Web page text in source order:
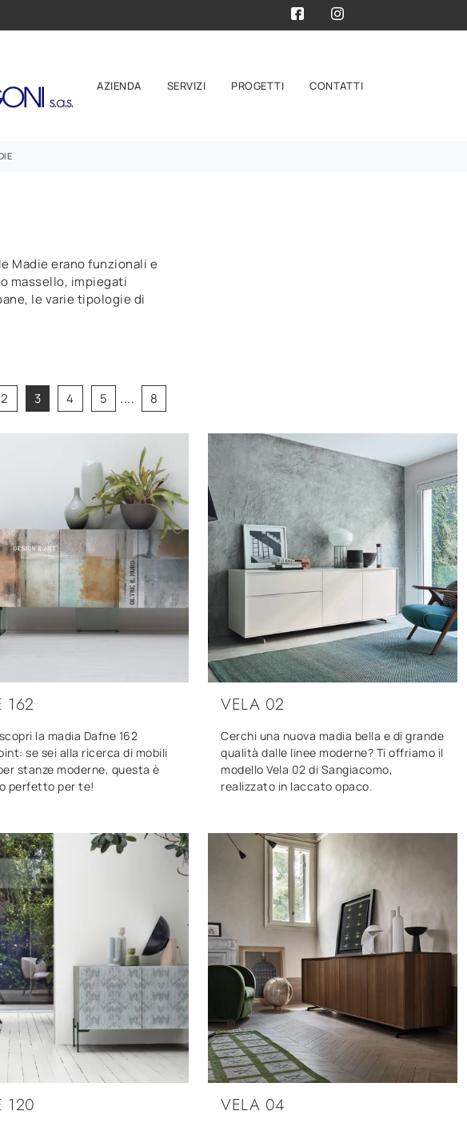
AZIENDA SERVIZI PROGETTI CONTATTI
Madie erano funzionali e
massello, impiegati
le varie tipologie di
2 3 4 5 .... 8
162
la madia Dafne 162
se sei alla ricerca di mobili
stanze moderne, questa è
perfetto per te!
VELA 02
Cerchi una nuova madia bella e di grande
qualità dalle linee moderne? Ti offriamo il
modello Vela 02 di Sangiacomo,
realizzato in laccato opaco.
120 VELA 04